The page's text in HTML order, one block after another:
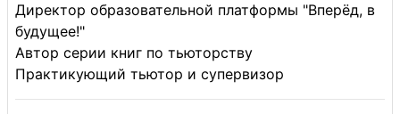
Директор образовательной платформы "Вперёд, в
будущее!"
Автор серии книг по тьюторству
Практикующий тьютор и супервизор